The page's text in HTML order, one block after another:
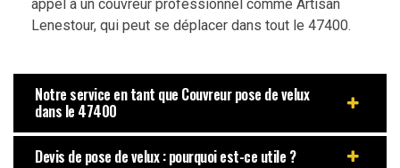
appel à un couvreur professionnel comme Artisan
Lenestour, qui peut se déplacer dans tout le 47400.
Notre service en tant que Couvreur pose de velux
dans le 47400
Devis de pose de velux : pourquoi est-ce utile ?